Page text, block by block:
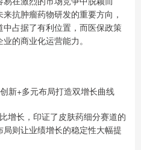
抗肿瘤药物研发的重要方向，
占据了有利位置，而医保政策
的商业化运营能力。
新+多元布局打造双增长曲线
增长，印证了皮肤药细分赛道的
则让业绩增长的稳定性大幅提